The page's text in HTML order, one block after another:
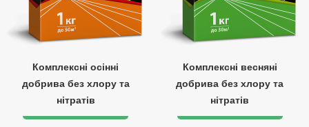
Комплексні осінні
добрива без хлору та
нітратів
Комплексні весняні
добрива без хлору та
нітратів